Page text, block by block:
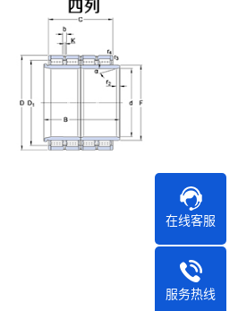
在线客服
服务热线